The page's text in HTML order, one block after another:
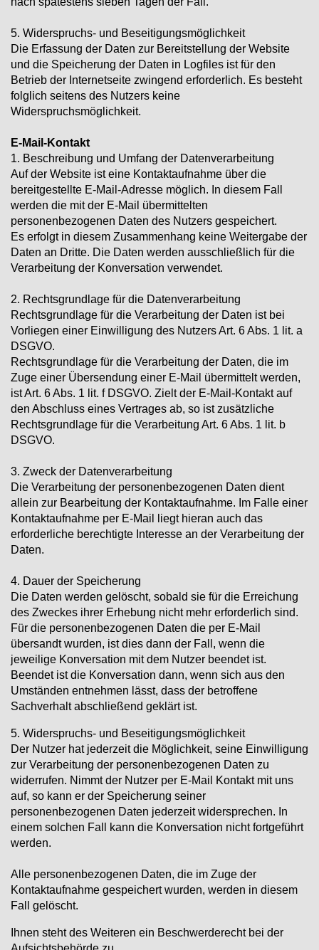
5. Widerspruchs- und Beseitigungsmöglichkeit
Die Erfassung der Daten zur Bereitstellung der Website
und die Speicherung der Daten in Logfiles ist für den
Betrieb der Internetseite zwingend erforderlich. Es besteht
folglich seitens des Nutzers keine
Widerspruchsmöglichkeit.
E-Mail-Kontakt
1. Beschreibung und Umfang der Datenverarbeitung
Auf der Website ist eine Kontaktaufnahme über die
bereitgestellte E-Mail-Adresse möglich. In diesem Fall
werden die mit der E-Mail übermittelten
personenbezogenen Daten des Nutzers gespeichert.
Es erfolgt in diesem Zusammenhang keine Weitergabe der
Daten an Dritte. Die Daten werden ausschließlich für die
Verarbeitung der Konversation verwendet.
2. Rechtsgrundlage für die Datenverarbeitung
Rechtsgrundlage für die Verarbeitung der Daten ist bei
Vorliegen einer Einwilligung des Nutzers Art. 6 Abs. 1 lit. a
DSGVO.
Rechtsgrundlage für die Verarbeitung der Daten, die im
Zuge einer Übersendung einer E-Mail übermittelt werden,
ist Art. 6 Abs. 1 lit. f DSGVO. Zielt der E-Mail-Kontakt auf
den Abschluss eines Vertrages ab, so ist zusätzliche
Rechtsgrundlage für die Verarbeitung Art. 6 Abs. 1 lit. b
DSGVO.
3. Zweck der Datenverarbeitung
Die Verarbeitung der personenbezogenen Daten dient
allein zur Bearbeitung der Kontaktaufnahme. Im Falle einer
Kontaktaufnahme per E-Mail liegt hieran auch das
erforderliche berechtigte Interesse an der Verarbeitung der
Daten.
4. Dauer der Speicherung
Die Daten werden gelöscht, sobald sie für die Erreichung
des Zweckes ihrer Erhebung nicht mehr erforderlich sind.
Für die personenbezogenen Daten die per E-Mail
übersandt wurden, ist dies dann der Fall, wenn die
jeweilige Konversation mit dem Nutzer beendet ist.
Beendet ist die Konversation dann, wenn sich aus den
Umständen entnehmen lässt, dass der betroffene
Sachverhalt abschließend geklärt ist.
5. Widerspruchs- und Beseitigungsmöglichkeit
Der Nutzer hat jederzeit die Möglichkeit, seine Einwilligung
zur Verarbeitung der personenbezogenen Daten zu
widerrufen. Nimmt der Nutzer per E-Mail Kontakt mit uns
auf, so kann er der Speicherung seiner
personenbezogenen Daten jederzeit widersprechen. In
einem solchen Fall kann die Konversation nicht fortgeführt
werden.
Alle personenbezogenen Daten, die im Zuge der
Kontaktaufnahme gespeichert wurden, werden in diesem
Fall gelöscht.
Ihnen steht des Weiteren ein Beschwerderecht bei der